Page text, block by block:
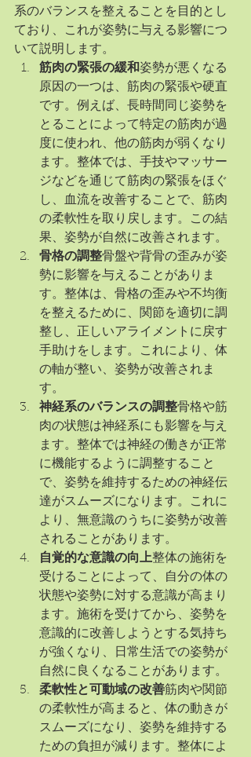
系のバランスを整えることを目的とし
ており、これが姿勢に与える影響につ
いて説明します。
筋肉の緊張の緩和姿勢が悪くなる
原因の一つは、筋肉の緊張や硬直
です。例えば、長時間同じ姿勢を
とることによって特定の筋肉が過
度に使われ、他の筋肉が弱くなり
ます。整体では、手技やマッサー
ジなどを通じて筋肉の緊張をほぐ
し、血流を改善することで、筋肉
の柔軟性を取り戻します。この結
果、姿勢が自然に改善されます。
骨格の調整骨盤や背骨の歪みが姿
勢に影響を与えることがありま
す。整体は、骨格の歪みや不均衡
を整えるために、関節を適切に調
整し、正しいアライメントに戻す
手助けをします。これにより、体
の軸が整い、姿勢が改善されま
す。
神経系のバランスの調整骨格や筋
肉の状態は神経系にも影響を与え
ます。整体では神経の働きが正常
に機能するように調整すること
で、姿勢を維持するための神経伝
達がスムーズになります。これに
より、無意識のうちに姿勢が改善
されることがあります。
自覚的な意識の向上整体の施術を
受けることによって、自分の体の
状態や姿勢に対する意識が高まり
ます。施術を受けてから、姿勢を
意識的に改善しようとする気持ち
が強くなり、日常生活での姿勢が
自然に良くなることがあります。
柔軟性と可動域の改善筋肉や関節
の柔軟性が高まると、体の動きが
スムーズになり、姿勢を維持する
ための負担が減ります。整体によ